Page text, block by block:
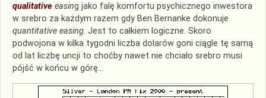
qualitative easing jako falę komfortu psychicznego inwestora
w srebro za każdym razem gdy Ben Bernanke dokonuje
quantitative easing. Jest to całkiem logiczne. Skoro
podwojona w kilka tygodni liczba dolarów goni ciągle tę samą
od lat liczbę uncji to choćby nawet nie chciało srebro musi
pójść w końcu w górę…